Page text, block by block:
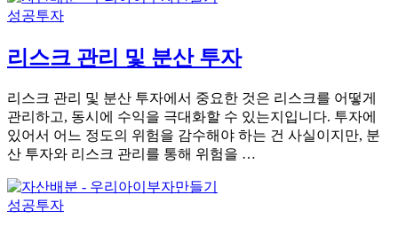
성공투자
리스크 관리 및 분산 투자
리스크 관리 및 분산 투자에서 중요한 것은 리스크를 어떻게
관리하고, 동시에 수익을 극대화할 수 있는지입니다. 투자에
있어서 어느 정도의 위험을 감수해야 하는 건 사실이지만, 분
산 투자와 리스크 관리를 통해 위험을 …
성공투자